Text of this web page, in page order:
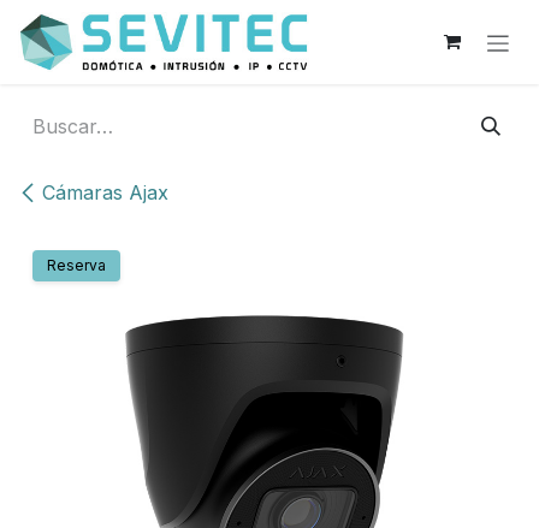
Ir al contenido
Cámaras Ajax
Reserva